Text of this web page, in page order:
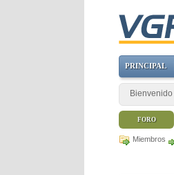
Miembros
PRINCIPAL
FORO